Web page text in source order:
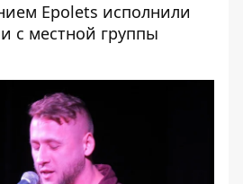
Epolets исполнили
с местной группы